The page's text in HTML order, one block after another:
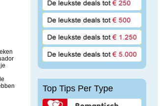
Top Tips Per Type